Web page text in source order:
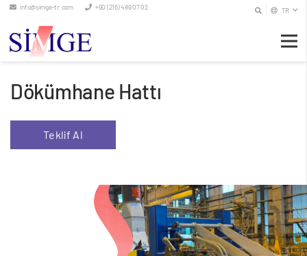
info@simge-tr.com +90 (216) 489 07 02 TR
Dökümhane Hattı
Teklif Al